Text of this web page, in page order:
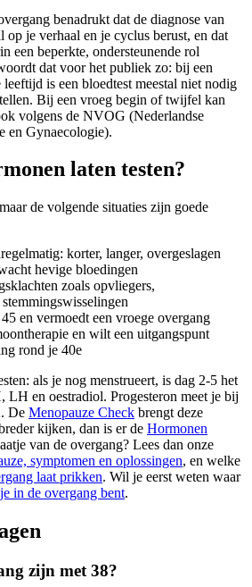
benadrukt dat de diagnose van
op je verhaal en je cyclus berust, en dat
een beperkte, ondersteunende rol
dat voor het publiek zo: bij een
is een bloedtest meestal niet nodig
Bij een vroeg begin of twijfel kan
volgens de NVOG (Nederlandse
en Gynaecologie).
laten testen?
de volgende situaties zijn goede
korter, langer, overgeslagen
hevige bloedingen
zoals opvliegers,
en vermoedt een vroege overgang
en wilt een uitgangspunt
rond je 40e
als je nog menstrueert, is dag 2-5 het
LH en oestradiol. Progesteron meet je bij
De Menopauze Check brengt deze
kijken, dan is er de Hormonen
van de overgang? Lees dan onze
symptomen en oplossingen, en welke
laat prikken. Wil je eerst weten waar
in de overgang bent.
zijn met 38?